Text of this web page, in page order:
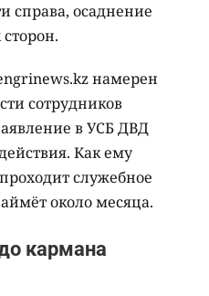
справа, осаднение
намерен
сотрудников
в УСБ ДВД
Как ему
служебное
около месяца.
кармана